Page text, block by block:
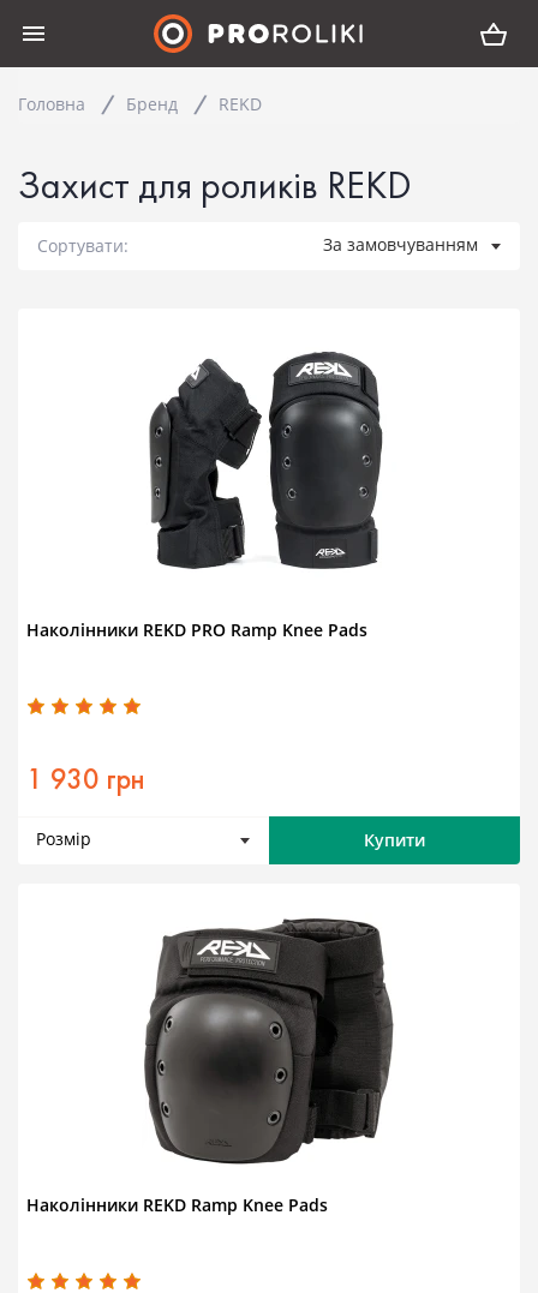
Головна Бренд REKD
Захист для роликів REKD
Сортувати: За замовчуванням
Наколінники REKD PRO Ramp Knee Pads
1 930 грн
Розмір Купити
Наколінники REKD Ramp Knee Pads